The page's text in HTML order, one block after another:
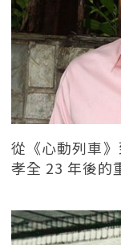
從《心動列車
孝全 23 年後的